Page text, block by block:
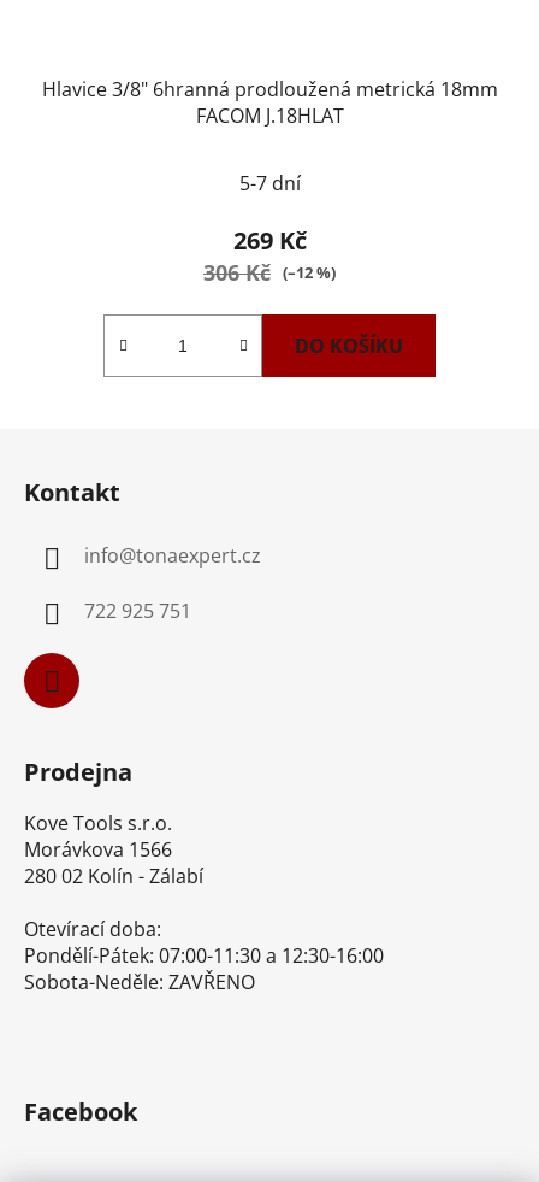
Hlavice 3/8" 6hranná prodloužená metrická 18mm
FACOM J.18HLAT
5-7 dní
269 Kč
306 Kč (–12 %)
DO KOŠÍKU
Kontakt
info@tonaexpert.cz
722 925 751
Prodejna
Kove Tools s.r.o.
Morávkova 1566
280 02 Kolín - Zálabí
Otevírací doba:
Pondělí-Pátek: 07:00-11:30 a 12:30-16:00
Sobota-Neděle: ZAVŘENO
Facebook